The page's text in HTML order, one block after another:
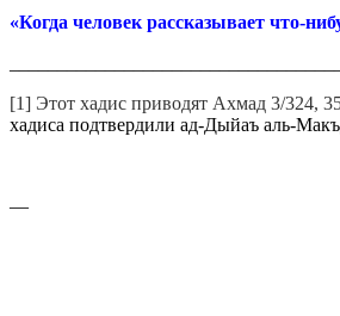
«Когда человек рассказывает что-
[1] Этот хадис приводят Ахмад 3/324,
хадиса подтвердили ад-Дыйаъ аль-
—